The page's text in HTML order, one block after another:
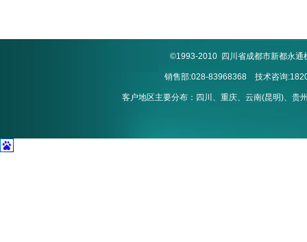
©1993-2010 四川省成都市新都永
销售部:028-83968368 技术咨询
客户地区主要分布：四川、重庆、云南(昆明)、贵